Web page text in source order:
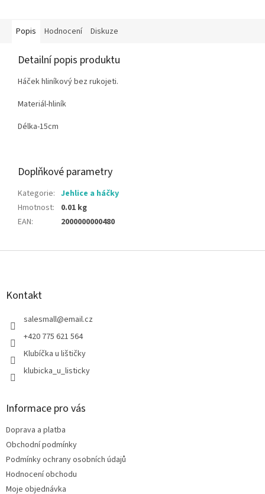
Popis Hodnocení Diskuze
Detailní popis produktu
Háček hliníkový bez rukojeti.
Materiál-hliník
Délka-15cm
Doplňkové parametry
Kategorie: Jehlice a háčky
Hmotnost:
0.01 kg
EAN: 2000000000480
Z
Kontakt
salesmall@email.cz
+420 775 621 564
Klubíčka u lištičky
klubicka_u_listicky
Informace pro vás
Doprava a platba
Obchodní podmínky
Podmínky ochrany osobních údajů
Hodnocení obchodu
Moje objednávka